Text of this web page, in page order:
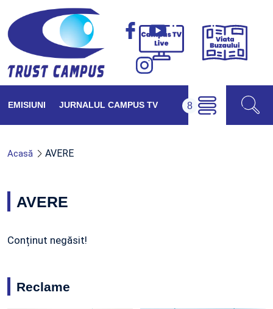
Campus
Viața
EMISIUNI JURNALUL CAMPUS TV
Acasă AVERE
AVERE
Conținut negăsit!
Reclame